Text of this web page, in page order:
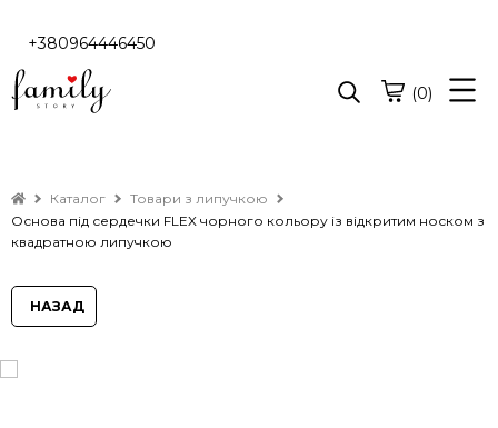
+380964446450
(0)
Каталог
Товари з липучкою
Основа під сердечки FLEX чорного кольору із відкритим носком з
квадратною липучкою
НАЗАД